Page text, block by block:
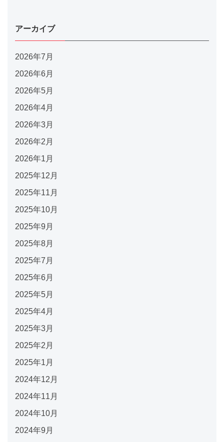
アーカイブ
2026年7月
2026年6月
2026年5月
2026年4月
2026年3月
2026年2月
2026年1月
2025年12月
2025年11月
2025年10月
2025年9月
2025年8月
2025年7月
2025年6月
2025年5月
2025年4月
2025年3月
2025年2月
2025年1月
2024年12月
2024年11月
2024年10月
2024年9月